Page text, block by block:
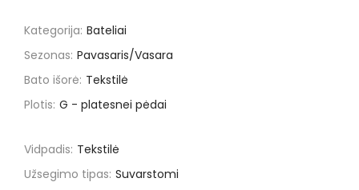
Kategorija: Bateliai
Sezonas: Pavasaris/Vasara
Bato išorė: Tekstilė
Plotis: G - platesnei pėdai
Vidpadis: Tekstilė
Užsegimo tipas: Suvarstomi